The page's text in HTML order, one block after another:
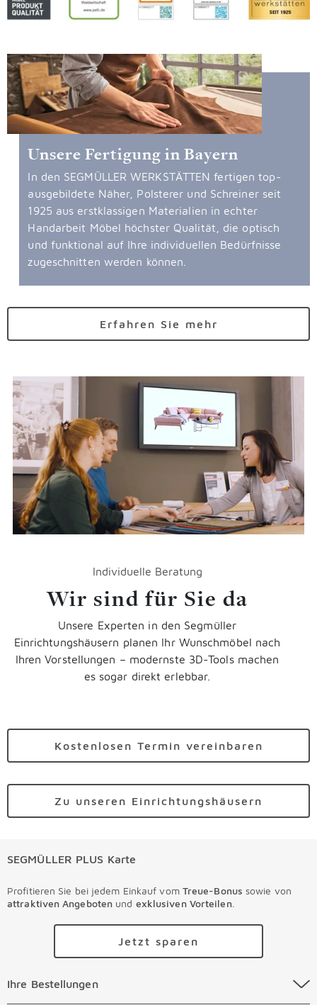
Unsere Fertigung in Bayern
In den SEGMÜLLER WERKSTÄTTEN fertigen top-
ausgebildete Näher, Polsterer und Schreiner seit
1925 aus erstklassigen Materialien in echter
Handarbeit Möbel höchster Qualität, die optisch
und funktional auf Ihre individuellen Bedürfnisse
zugeschnitten werden können.
Erfahren Sie mehr
Individuelle Beratung
Wir sind für Sie da
Unsere Experten in den Segmüller
Einrichtungshäusern planen Ihr Wunschmöbel nach
Ihren Vorstellungen – modernste 3D-Tools machen
es sogar direkt erlebbar.
Kostenlosen Termin vereinbaren
Zu unseren Einrichtungshäusern
SEGMÜLLER PLUS Karte
Profitieren Sie bei jedem Einkauf vom Treue-Bonus sowie von
attraktiven Angeboten und exklusiven Vorteilen.
Jetzt sparen
Ihre Bestellungen Überspringen
Ihre Bestellungen